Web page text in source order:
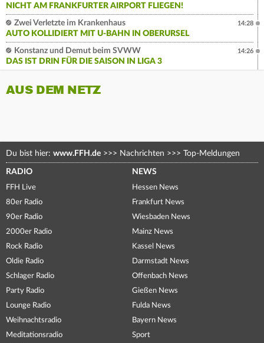
NICHT AM FRANKFURTER AIRPORT FLIEGEN!
Zwei Verletzte im Krankenhaus
AUTO KOLLIDIERT MIT U-BAHN IN OBERURSEL
14:28
Konstanz und Demut beim SVWW
DAS IST DRIN FÜR DIE SAISON IN LIGA 3
14:26
AUS DEM NETZ
Du bist hier: www.FFH.de >>> Nachrichten >>> Top-Meldungen
RADIO
FFH Live
80er Radio
90er Radio
2000er Radio
Rock Radio
Oldie Radio
Schlager Radio
Party Radio
Lounge Radio
Weihnachtsradio
Meditationsradio
NEWS
Hessen News
Frankfurt News
Wiesbaden News
Mainz News
Kassel News
Darmstadt News
Offenbach News
Gießen News
Fulda News
Bayern News
Sport